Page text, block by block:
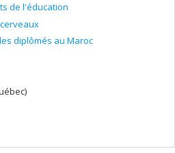
de l'éducation
diplômés au Maroc